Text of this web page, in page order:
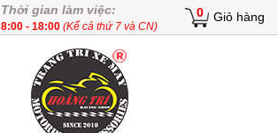
Thời gian làm việc:
8:00 - 18:00 (Kể cả thứ 7 và CN)
0 Giỏ hàng